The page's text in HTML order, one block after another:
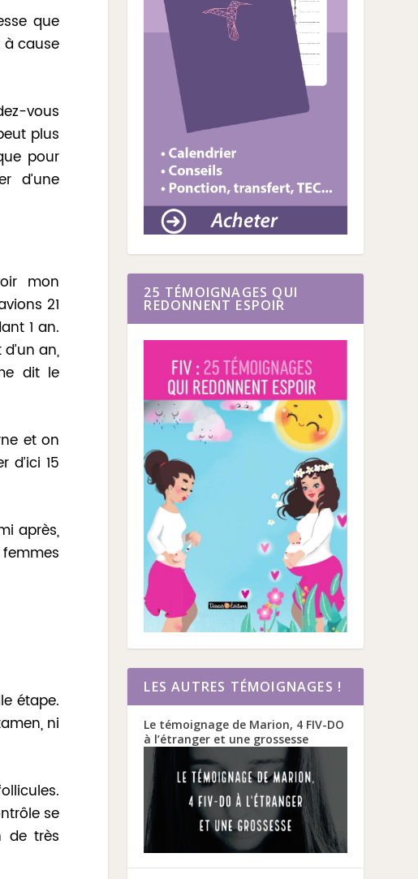
que
à cause
vous
plus
pour
d’une
mon
21
1 an.
an,
dit le
et on
15
après,
étape.
ni
se
de très
25 TÉMOIGNAGES QUI
REDONNENT ESPOIR
LES AUTRES TÉMOIGNAGES !
Le témoignage de Marion, 4 FIV-DO
à l’étranger et une grossesse